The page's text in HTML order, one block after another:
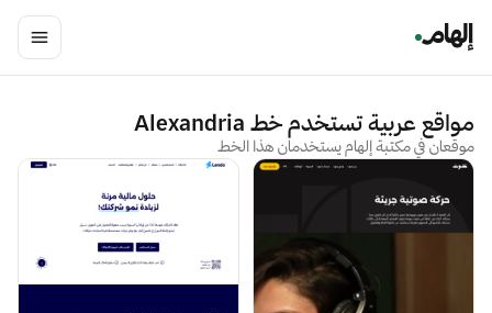
مواقع عربية تستخدم خط Alexandria
موقعان في مكتبة إلهام يستخدمان هذا الخط